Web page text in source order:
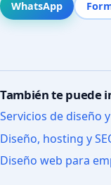
WhatsApp
También te puede
Servicios de diseño
Diseño, hosting y
Diseño web para